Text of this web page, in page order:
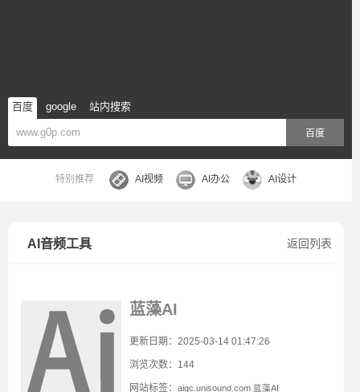
百度 google 站内搜索
百度
特别推荐 AI视频 AI办公 AI设计
返回列表
AI音频工具
蓝藻AI
更新日期：2025-03-14 01:47:26
浏览次数：144
网站标签：aigc.unisound.com 蓝藻AI